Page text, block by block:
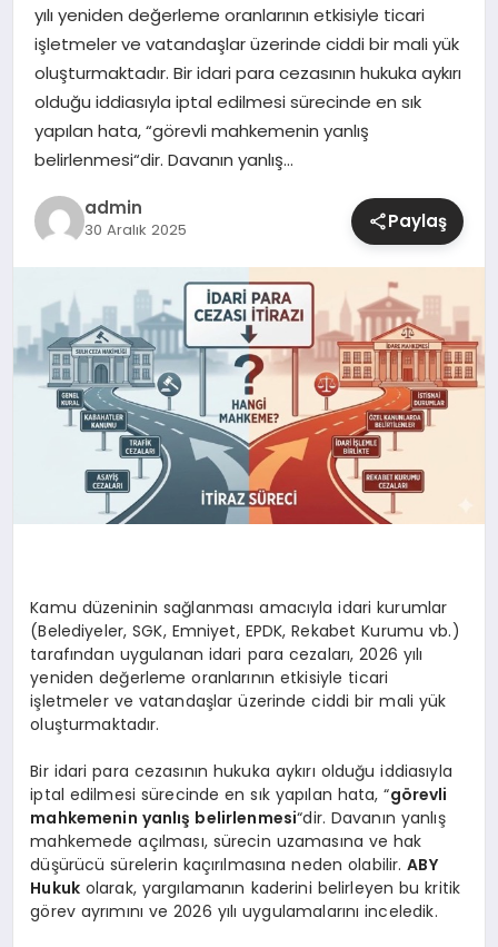
SIYASET
SPOR
TEKNOLOJI
YAŞAM
yılı yeniden değerleme oranlarının etkisiyle ticari
işletmeler ve vatandaşlar üzerinde ciddi bir mali yük
oluşturmaktadır. Bir idari para cezasının hukuka aykırı
olduğu iddiasıyla iptal edilmesi sürecinde en sık
yapılan hata, “görevli mahkemenin yanlış
belirlenmesi“dir. Davanın yanlış…
admin
30 Aralık 2025 Paylaş
Kamu düzeninin sağlanması amacıyla idari kurumlar
(Belediyeler, SGK, Emniyet, EPDK, Rekabet Kurumu vb.)
tarafından uygulanan idari para cezaları, 2026 yılı
yeniden değerleme oranlarının etkisiyle ticari
işletmeler ve vatandaşlar üzerinde ciddi bir mali yük
oluşturmaktadır.
Bir idari para cezasının hukuka aykırı olduğu iddiasıyla
iptal edilmesi sürecinde en sık yapılan hata, “görevli
mahkemenin yanlış belirlenmesi“dir. Davanın yanlış
mahkemede açılması, sürecin uzamasına ve hak
düşürücü sürelerin kaçırılmasına neden olabilir.ABY
Hukukolarak, yargılamanın kaderini belirleyen bu kritik
görev ayrımını ve 2026 yılı uygulamalarını inceledik.